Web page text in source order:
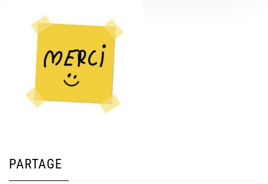
PARTAGE